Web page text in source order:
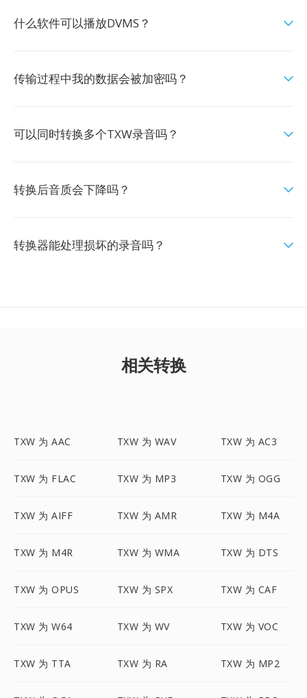
什么软件可以播放DVMS？
传输过程中我的数据会被加密吗？
可以同时转换多个TXW录音吗？
转换后音质会下降吗？
转换器能处理损坏的录音吗？
相关转换
TXW 为 AAC TXW 为 WAV TXW 为 AC3
TXW 为 FLAC TXW 为 MP3 TXW 为 OGG
TXW 为 AIFF TXW 为 AMR TXW 为 M4A
TXW 为 M4R TXW 为 WMA TXW 为 DTS
TXW 为 OPUS TXW 为 SPX TXW 为 CAF
TXW 为 W64 TXW 为 WV TXW 为 VOC
TXW 为 TTA TXW 为 RA TXW 为 MP2